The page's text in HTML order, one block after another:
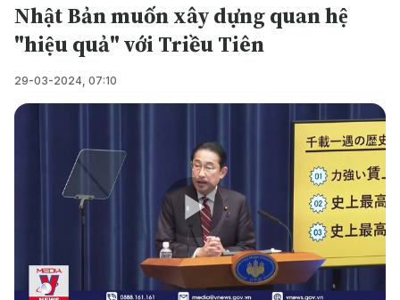
Nhật Bản muốn xây dựng quan hệ
"hiệu quả" với Triều Tiên
29-03-2024, 07:10
Play